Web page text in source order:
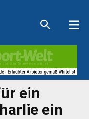
ein
ein